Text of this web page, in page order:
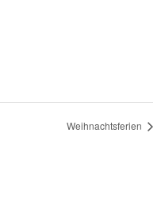
Weihnachtsferien